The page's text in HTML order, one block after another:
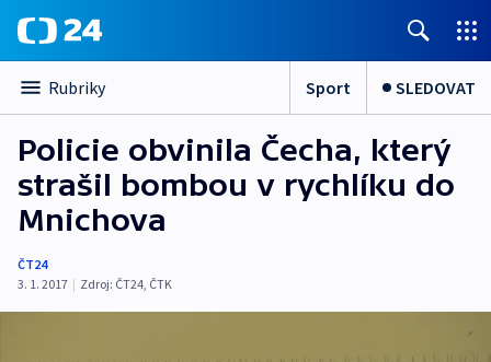
Rubriky Sport SLEDOVAT
Policie obvinila Čecha, který
strašil bombou v rychlíku do
Mnichova
ČT24
3. 1. 2017 | Zdroj: ČT24, ČTK